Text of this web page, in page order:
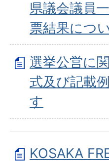
県議会議員
票結果につ
選挙公営に
式及び記載
す
KOSAKA